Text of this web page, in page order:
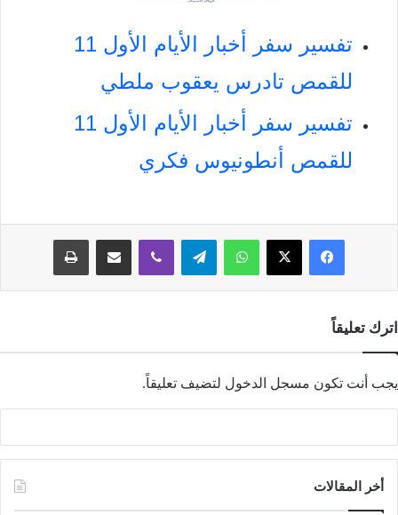
تفسير سفر أخبار الأيام الأول 11
للقمص تادرس يعقوب ملطي
تفسير سفر أخبار الأيام الأول 11
للقمص أنطونيوس فكري
فيسبوك ‫X واتساب تيلقرام ڤايبر
اترك تعليقاً
يجب أنت تكون مسجل الدخول لتضيف تعليقاً.
أخر المقالات